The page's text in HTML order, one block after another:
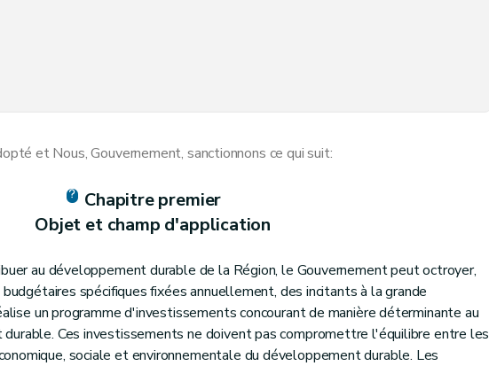
de maintien, procédures de demande et d'octroi, modalités de liquidation, de contrôle et sanctions
»
et Nous, Gouvernement, sanctionnons ce qui suit:
Chapitre premier
Objet et champ d'application
au développement durable de la Région, le Gouvernement peut octroyer,
spécifiques fixées annuellement, des incitants à la grande
un programme d'investissements concourant de manière déterminante au
Ces investissements ne doivent pas compromettre l'équilibre entre les
sociale et environnementale du développement durable. Les